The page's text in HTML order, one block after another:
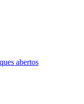
abertos